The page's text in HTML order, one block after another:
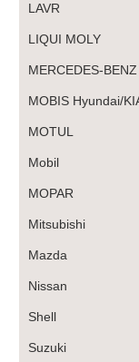
LAVR
LIQUI MOLY
MERCEDES-BENZ
MOBIS Hyundai/
MOTUL
Mobil
MOPAR
Mitsubishi
Mazda
Nissan
Shell
Suzuki